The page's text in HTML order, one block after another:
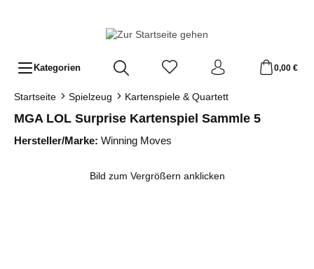
Kategorien 0,00 €
Startseite Spielzeug Kartenspiele & Quartett
MGA LOL Surprise Kartenspiel Sammle 5
Hersteller/Marke: Winning Moves
Bild zum Vergrößern anklicken